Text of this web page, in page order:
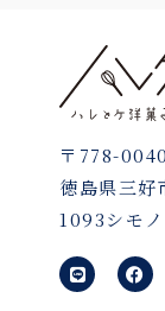
〒778-0040
徳島県三好
1093シモ
L
i
n
F
a
c